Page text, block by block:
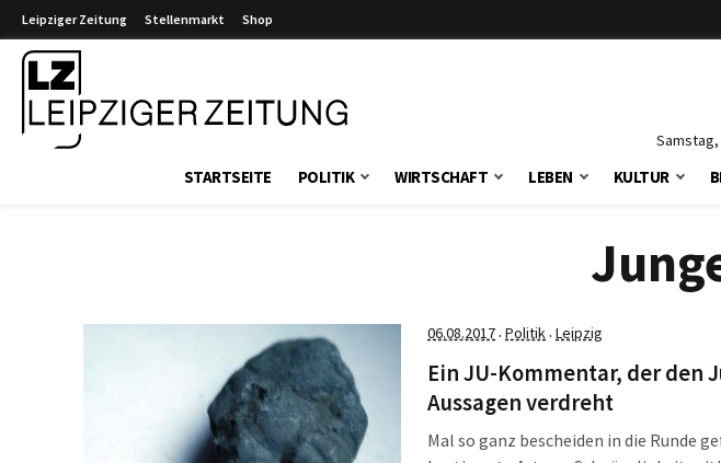
Leipziger Zeitung Stellenmarkt Shop
Samstag,
STARTSEITE POLITIK WIRTSCHAFT LEBEN KULTUR
06.08.2017· Politik· Leipzig
Ein JU-Kommentar, der den
Aussagen verdreht
Mal so ganz bescheiden in die Runde